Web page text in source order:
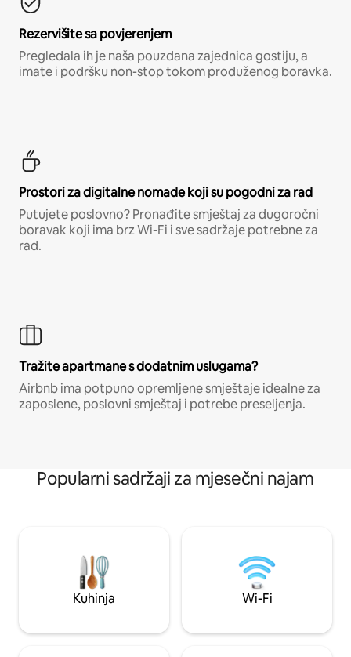
Rezervišite sa povjerenjem
Pregledala ih je naša pouzdana zajednica gostiju, a
imate i podršku non-stop tokom produženog boravka.
Prostori za digitalne nomade koji su pogodni za rad
Putujete poslovno? Pronađite smještaj za dugoročni
boravak koji ima brz Wi-Fi i sve sadržaje potrebne za
rad.
Tražite apartmane s dodatnim uslugama?
Airbnb ima potpuno opremljene smještaje idealne za
zaposlene, poslovni smještaj i potrebe preseljenja.
Popularni sadržaji za mjesečni najam
Kuhinja Wi-Fi